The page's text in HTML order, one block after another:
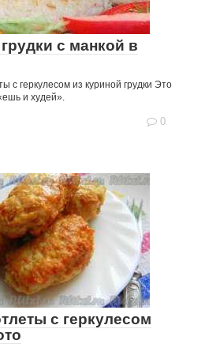
с манкой в
с геркулесом из куриной грудки Это
и худей».
0
с геркулесом